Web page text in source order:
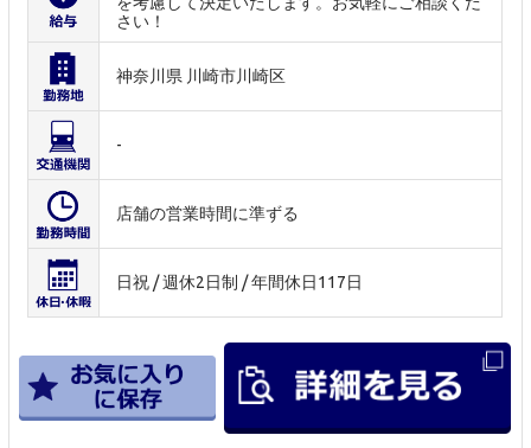
さい！
神奈川県 川崎市川崎区
-
店舗の営業時間に準ずる
日祝 / 週休2日制 / 年間休日117日